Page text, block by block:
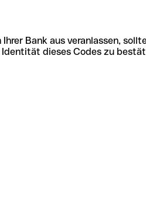
Bank aus veranlassen,
dieses Codes zu